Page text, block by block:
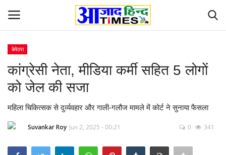
Home
बेमेतरा
कांग्रेसी नेता, मीडिया कर्मी सहित 5 लोगाें
को जेल की सजा
महिला चिकित्सक से दुर्व्यवहार और गाली-गलौज मामले में कोर्ट ने सुनाया फैसला
Suvankar Roy Jun 2, 2025 - 00:21 0 341